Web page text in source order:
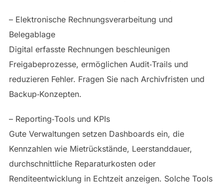
– Elektronische Rechnungsverarbeitung und
Belegablage
Digital erfasste Rechnungen beschleunigen
Freigabeprozesse, ermöglichen Audit‑Trails und
reduzieren Fehler. Fragen Sie nach Archivfristen und
Backup‑Konzepten.
– Reporting‑Tools und KPIs
Gute Verwaltungen setzen Dashboards ein, die
Kennzahlen wie Mietrückstände, Leerstanddauer,
durchschnittliche Reparaturkosten oder
Renditeentwicklung in Echtzeit anzeigen. Solche Tools